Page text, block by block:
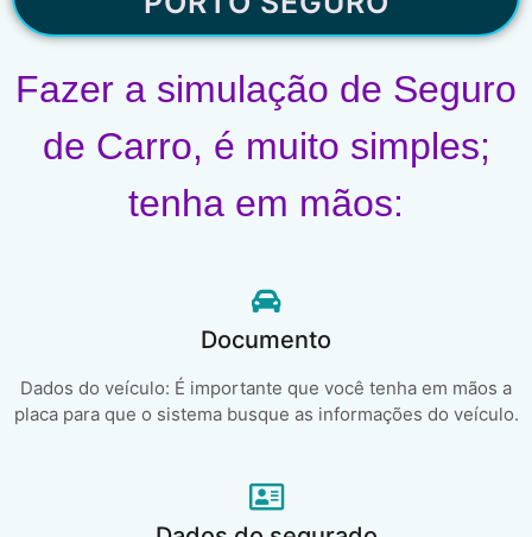
Fazer a simulação de Seguro
de Carro, é muito simples;
tenha em mãos:
Documento
Dados do veículo: É importante que você tenha em mãos a
placa para que o sistema busque as informações do veículo.